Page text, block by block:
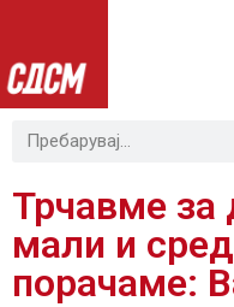
Трчавме
мали и
порачаме: